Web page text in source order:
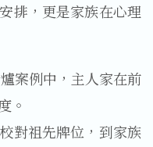
排，更是家族在心理
案例中，主人家在前
。
對祖先牌位，到家族